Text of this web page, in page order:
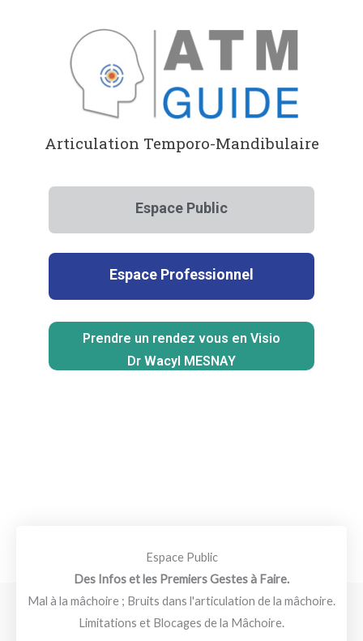
Articulation Temporo-Mandibulaire
Espace Public
Espace Professionnel
Prendre un rendez vous en Visio
Dr Wacyl MESNAY
Espace Public
Des Infos et les Premiers Gestes à Faire.
Mal à la mâchoire ; Bruits dans l'articulation de la mâchoire.
Limitations et Blocages de la Mâchoire.